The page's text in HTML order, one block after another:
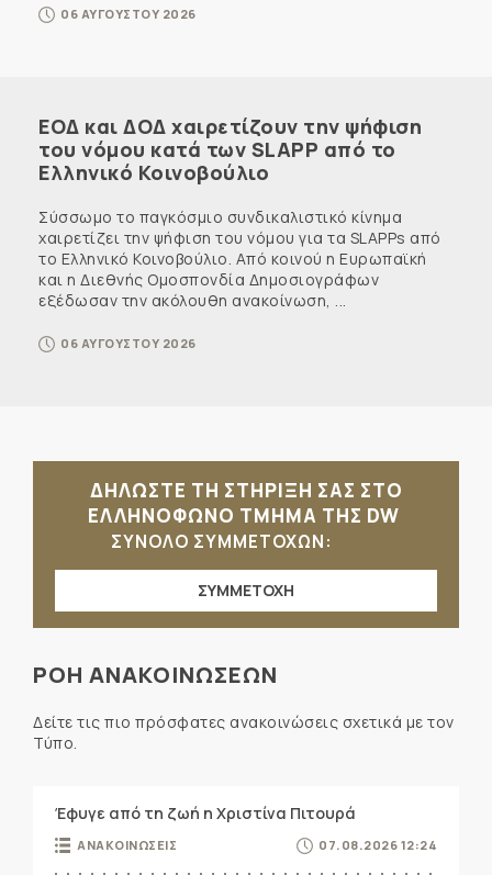
06 ΑΥΓΟΥΣΤΟΥ 2026
ΕΟΔ και ΔΟΔ χαιρετίζουν την ψήφιση
του νόμου κατά των SLAPP από το
Ελληνικό Κοινοβούλιο
Σύσσωμο το παγκόσμιο συνδικαλιστικό κίνημα
χαιρετίζει την ψήφιση του νόμου για τα SLAPPs από
το Ελληνικό Κοινοβούλιο. Από κοινού η Ευρωπαϊκή
και η Διεθνής Ομοσπονδία Δημοσιογράφων
εξέδωσαν την ακόλουθη ανακοίνωση, ...
06 ΑΥΓΟΥΣΤΟΥ 2026
ΔΗΛΩΣΤΕ ΤΗ ΣΤΗΡΙΞΗ ΣΑΣ ΣΤΟ
ΕΛΛΗΝΟΦΩΝΟ ΤΜΗΜΑ ΤΗΣ DW
ΣΥΝΟΛΟ ΣΥΜΜΕΤΟΧΩΝ:
ΣΥΜΜΕΤΟΧΗ
ΡΟΗ ΑΝΑΚΟΙΝΩΣΕΩΝ
Δείτε τις πιο πρόσφατες ανακοινώσεις σχετικά με τον
Τύπο.
Έφυγε από τη ζωή η Χριστίνα Πιτουρά
ΑΝΑΚΟΙΝΩΣΕΙΣ 07.08.2026 12:24